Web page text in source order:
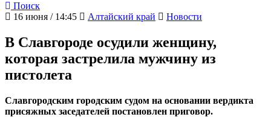
Поиск
16 июня / 14:45
Алтайский край Новости
В Славгороде осудили женщину,
которая застрелила мужчину из
пистолета
Славгородским городским судом на основании вердикта
присяжных заседателей постановлен приговор.